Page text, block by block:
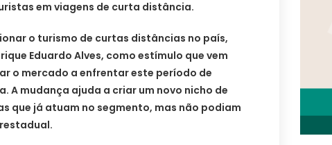
em viagens de curta distância.
o turismo de curtas distâncias no país,
Eduardo Alves, como estímulo que vem
o mercado a enfrentar este período de
A mudança ajuda a criar um novo nicho de
que já atuam no segmento, mas não podiam